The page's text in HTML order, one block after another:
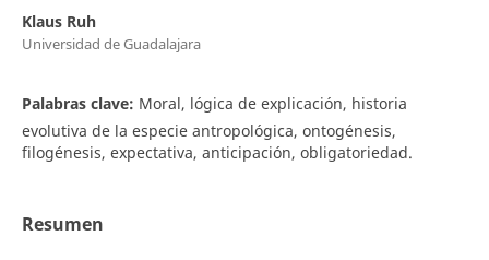
Klaus Ruh
Universidad de Guadalajara
Palabras clave: Moral, lógica de explicación, historia
evolutiva de la especie antropológica, ontogénesis,
filogénesis, expectativa, anticipación, obligatoriedad.
Resumen